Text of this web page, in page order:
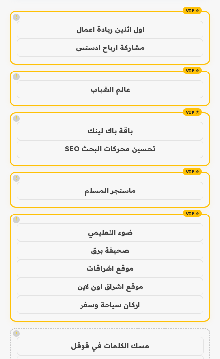
!
اول اثنين ريادة اعمال
مشاركة ارباح ادسنس
!
عالم الشباب
!
باقة باك لينك
تحسين محركات البحث SEO
!
ماسنجر المسلم
!
ضوء التعليمي
صحيفة برق
موقع اشراقات
موقع اشراق اون لاين
اركان سياحة وسفر
!
مسك الكلمات في قوقل